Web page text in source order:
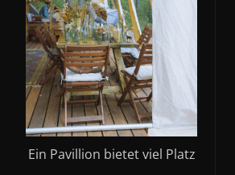
Ein Pavillion bietet viel Platz